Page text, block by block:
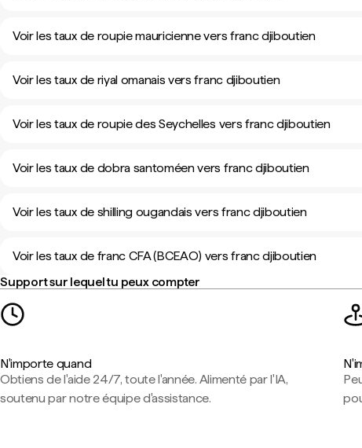
Voir les taux de roupie mauricienne vers franc djiboutien
Voir les taux de riyal omanais vers franc djiboutien
Voir les taux de roupie des Seychelles vers franc djiboutien
Voir les taux de dobra santoméen vers franc djiboutien
Voir les taux de shilling ougandais vers franc djiboutien
Voir les taux de franc CFA (BCEAO) vers franc djiboutien
Support sur lequel tu peux compter
N'importe quand
Obtiens de l'aide 24/7, toute l'année. Alimenté par l'IA,
soutenu par notre équipe d'assistance.